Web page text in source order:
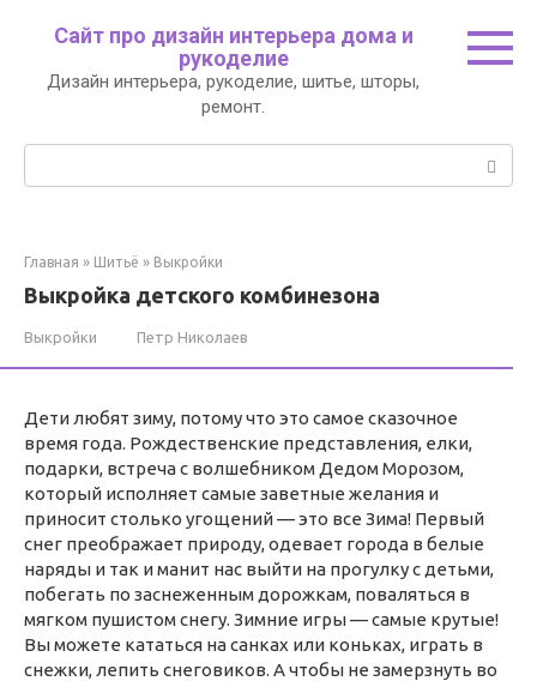
Сайт про дизайн интерьера дома и
рукоделие
Дизайн интерьера, рукоделие, шитье, шторы,
ремонт.
Главная » Шитьё » Выкройки
Выкройка детского комбинезона
Выкройки Петр Николаев
Дети любят зиму, потому что это самое сказочное
время года. Рождественские представления, елки,
подарки, встреча с волшебником Дедом Морозом,
который исполняет самые заветные желания и
приносит столько угощений — это все Зима! Первый
снег преображает природу, одевает города в белые
наряды и так и манит нас выйти на прогулку с детьми,
побегать по заснеженным дорожкам, поваляться в
мягком пушистом снегу. Зимние игры — самые крутые!
Вы можете кататься на санках или коньках, играть в
снежки, лепить снеговиков. А чтобы не замерзнуть во